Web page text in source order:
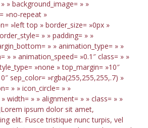
» background_image= » »
»no-repeat »
»left top » border_size= »0px »
» » padding= » »
» » animation_type= » »
» » animation_speed= »0.1″ class= » »
»none » top_margin= »10″
sep_color= »rgba(255,255,255,.7) »
» » icon_circle= » »
width= » » alignment= » » class= » »
ipsum dolor sit amet,
elit. Fusce tristique nunc turpis, vel